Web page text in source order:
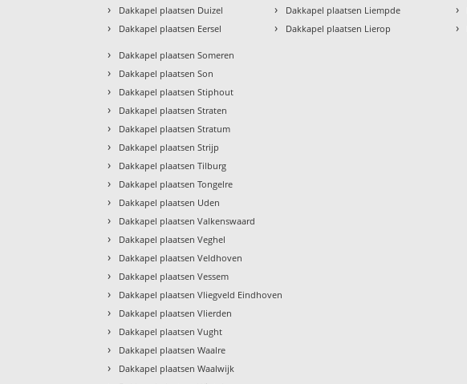
› Dakkapel plaatsen Duizel
› Dakkapel plaatsen Eersel
› Dakkapel plaatsen Liempde
› Dakkapel plaatsen Lierop
›
›
› Dakkapel plaatsen Someren
› Dakkapel plaatsen Son
› Dakkapel plaatsen Stiphout
› Dakkapel plaatsen Straten
› Dakkapel plaatsen Stratum
› Dakkapel plaatsen Strijp
› Dakkapel plaatsen Tilburg
› Dakkapel plaatsen Tongelre
› Dakkapel plaatsen Uden
› Dakkapel plaatsen Valkenswaard
› Dakkapel plaatsen Veghel
› Dakkapel plaatsen Veldhoven
› Dakkapel plaatsen Vessem
› Dakkapel plaatsen Vliegveld Eindhoven
› Dakkapel plaatsen Vlierden
› Dakkapel plaatsen Vught
› Dakkapel plaatsen Waalre
› Dakkapel plaatsen Waalwijk